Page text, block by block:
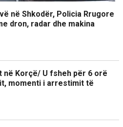
në Shkodër, Policia Rrugore
dron, radar dhe makina
në Korçë/ U fsheh për 6 orë
momenti i arrestimit të